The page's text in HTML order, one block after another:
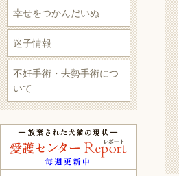
幸せをつかんだいぬ
迷子情報
不妊手術・去勢手術につ
いて